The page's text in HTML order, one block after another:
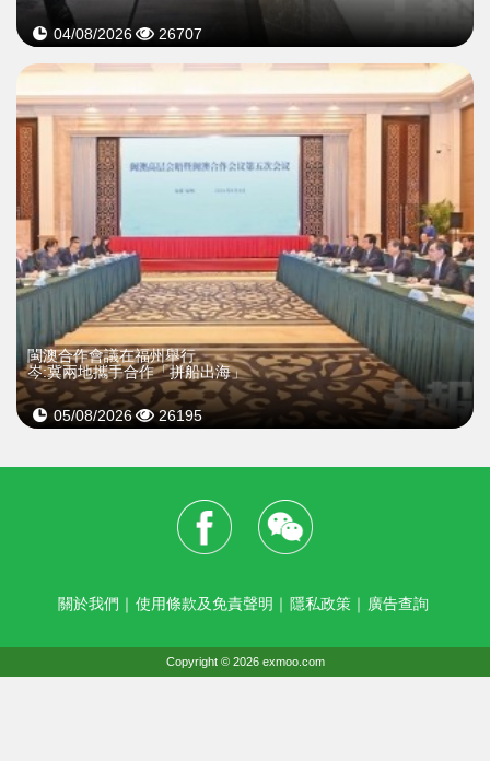
04/08/2026 26707
閩澳合作會議在福州舉行
岑:冀兩地攜手合作「拼船出海」
05/08/2026 26195
關於我們 ｜ 使用條款及免責聲明 ｜ 隱私政策 ｜ 廣告查詢
Copyright © 2026 exmoo.com